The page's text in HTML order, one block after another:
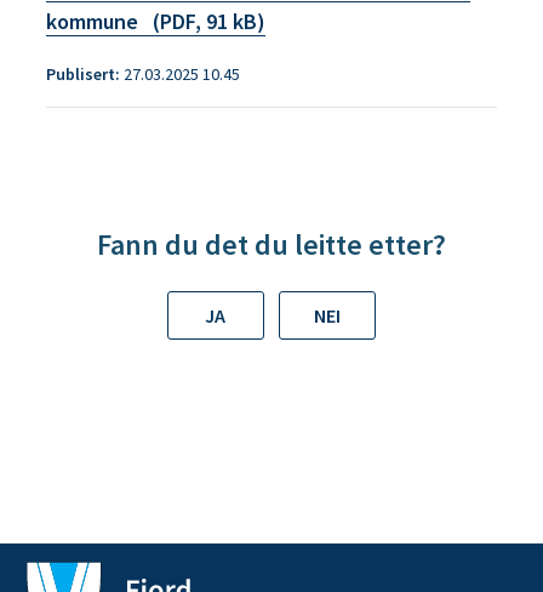
kommune
(PDF, 91 kB)
Publisert 27.03.2025 10.45
Fann du det du leitte etter?
JA NEI